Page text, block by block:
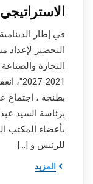
الاستراتيجي 2021-2027
في إطار
التحضير لإعداد
التجارة
بطنجة ، اجتماع
برئاسة السيد
بأعضاء المكتب
للرئيس و […]
المزيد